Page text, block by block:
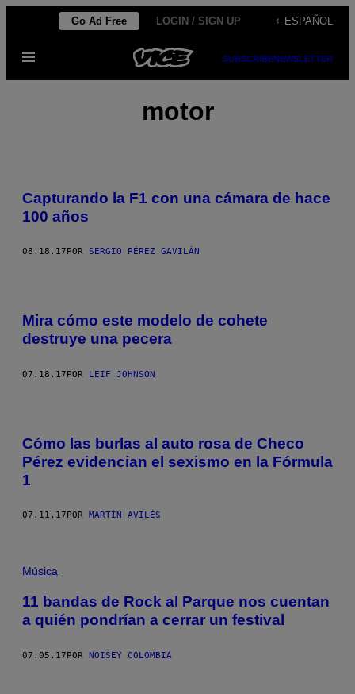
contenido
Go Ad Free LOGIN / SIGN UP + ESPAÑOL
Abrir
SUBSCRIBENEWSLETTER
motor
Capturando la F1 con una cámara de hace
100 años
08.18.17 POR SERGIO PÉREZ GAVILÁN
Mira cómo este modelo de cohete
destruye una pecera
07.18.17POR LEIF JOHNSON
Cómo las burlas al auto rosa de Checo
Pérez evidencian el sexismo en la Fórmula
1
07.11.17 POR MARTÍN AVILÉS
Música
11 bandas de Rock al Parque nos cuentan
a quién pondrían a cerrar un festival
07.05.17POR NOISEY COLOMBIA